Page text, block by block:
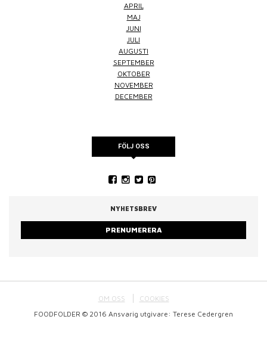
APRIL
MAJ
JUNI
JULI
AUGUSTI
SEPTEMBER
OKTOBER
NOVEMBER
DECEMBER
FÖLJ OSS
NYHETSBREV
PRENUMERERA
OM OSS
COOKIES
FOODFOLDER © 2016 Ansvarig utgivare: Terese Cedergren